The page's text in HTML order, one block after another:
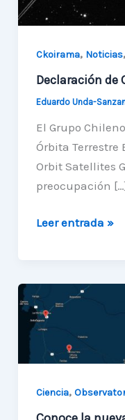
Ckoirama, Noticias,
Declaración de
Eduardo Unda-
El Grupo
Órbita Terrestre
Orbit Satellites
preocupación
Declaración
sobre
Bluewalker
3
Leer entrada »
Ciencia,